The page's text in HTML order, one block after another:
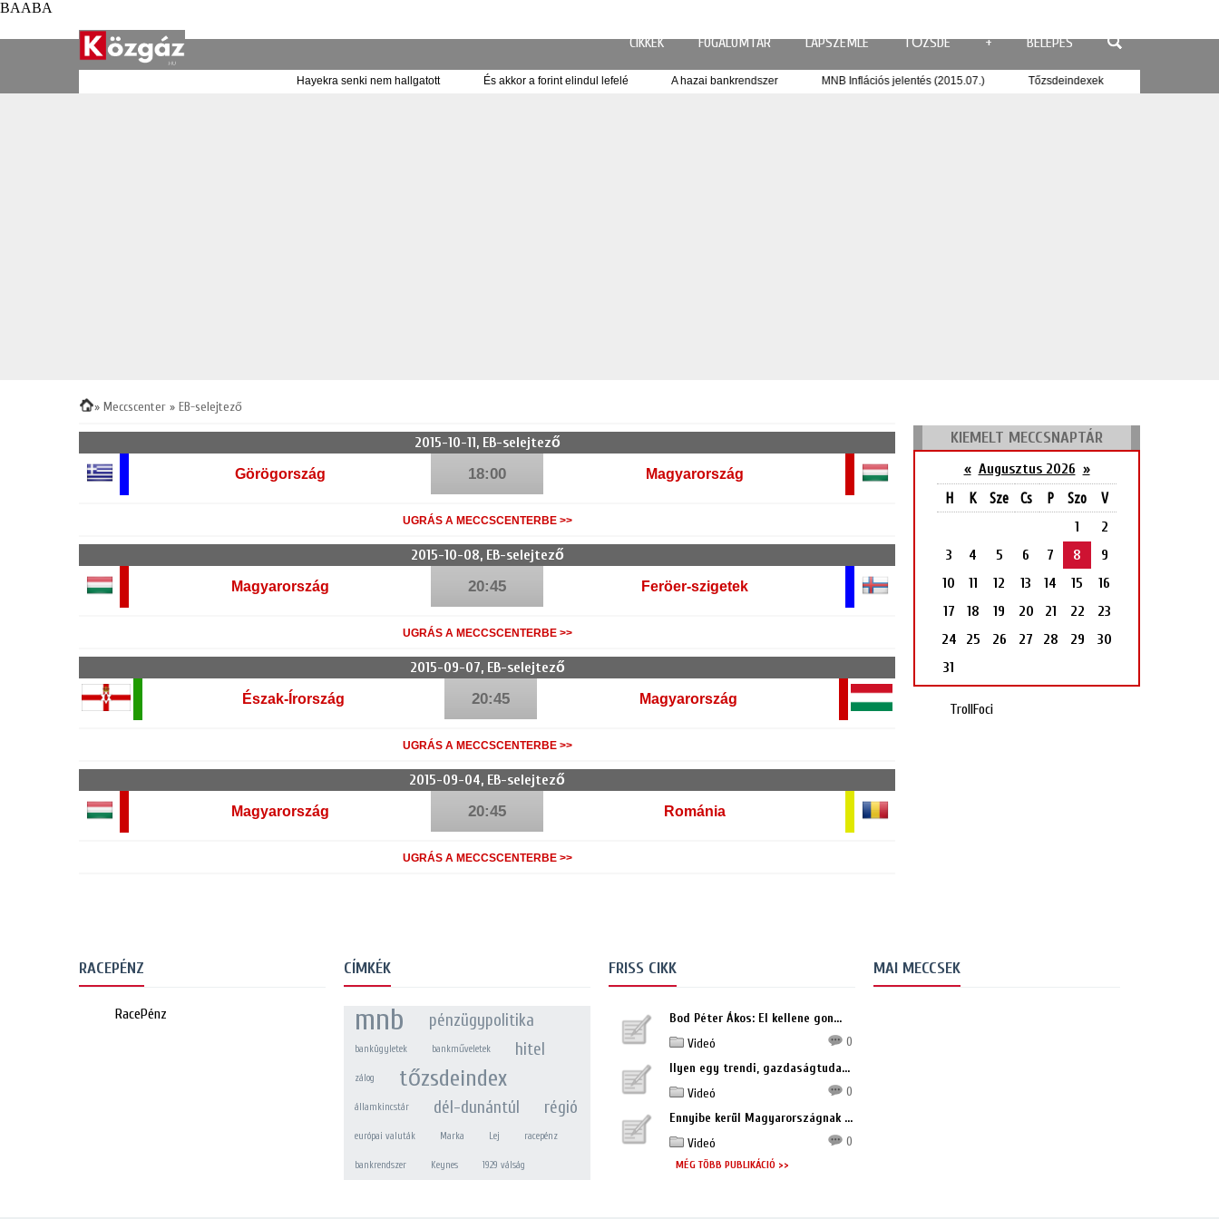
BAABA
CIKKEK FOGALOMTÁR LAPSZEMLE TŐZSDE + BELÉPÉS
Hayekra senki nem hallgatott És akkor a forint elindul lefelé A hazai bankrendszer MNB Inflációs jelentés (2015.07.) Tőzsdeindexek
» Meccscenter » EB-selejtező
2015-10-11, EB-selejtező
Görögország 18:00 Magyarország
UGRÁS A MECCSCENTERBE >>
2015-10-08, EB-selejtező
Magyarország 20:45 Feröer-szigetek
UGRÁS A MECCSCENTERBE >>
2015-09-07, EB-selejtező
Észak-Írország 20:45 Magyarország
UGRÁS A MECCSCENTERBE >>
2015-09-04, EB-selejtező
Magyarország 20:45 Románia
UGRÁS A MECCSCENTERBE >>
KIEMELT MECCSNAPTÁR
« Augusztus 2026 »
H
K Sze Cs P Szo
V
1
2
3
4 5 6 7 8
9
10
11 12 13 14 15
16
17
18 19 20 21 22
23
24
25 26 27 28 29
30
31
TrollFoci
RACEPÉNZ
RacePénz
CÍMKÉK
mnb pénzügypolitika
bankügyletek bankműveletek hitel
zálog tőzsdeindex
államkincstár dél-dunántúl régió
európai valuták Marka Lej racepénz
bankrendszer Keynes 1929 válság
FRISS CIKK
Bod Péter Ákos: El kellene gon...
Videó
0
Ilyen egy trendi, gazdaságtuda...
Videó
0
Ennyibe kerül Magyarországnak ...
Videó
0
MÉG TÖBB PUBLIKÁCIÓ >>
MAI MECCSEK